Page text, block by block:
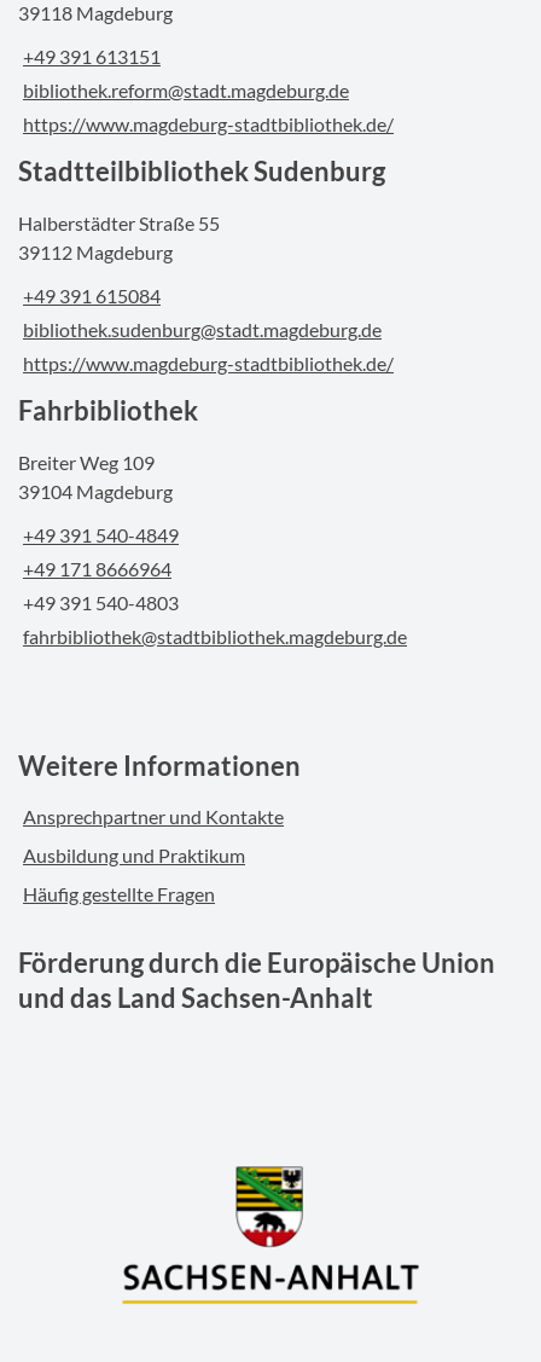
39118 Magdeburg
+49 391 613151
bibliothek.reform@stadt.magdeburg.de
https://www.magdeburg-stadtbibliothek.de/
Stadtteilbibliothek Sudenburg
Halberstädter Straße 55
39112 Magdeburg
+49 391 615084
bibliothek.sudenburg@stadt.magdeburg.de
https://www.magdeburg-stadtbibliothek.de/
Fahrbibliothek
Breiter Weg 109
39104 Magdeburg
+49 391 540-4849
+49 171 8666964
+49 391 540-4803
fahrbibliothek@stadtbibliothek.magdeburg.de
Weitere Informationen
Ansprechpartner und Kontakte
Ausbildung und Praktikum
Häufig gestellte Fragen
Förderung durch die Europäische Union
und das Land Sachsen-Anhalt